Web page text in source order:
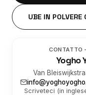
UBE IN POLVERE
CONTATTO
Yogho
Van
Scriveteci (in